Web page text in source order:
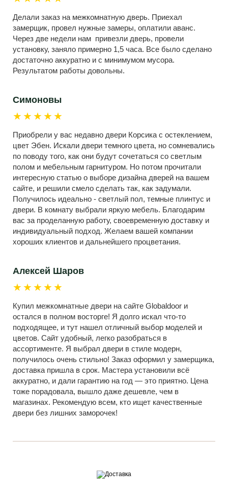
Делали заказ на межкомнатную дверь. Приехал
замерщик, провел нужные замеры, оплатили аванс.
Через две недели нам привезли дверь, провели
установку, заняло примерно 1,5 часа. Все было сделано
достаточно аккуратно и с минимумом мусора.
Результатом работы довольны.
Симоновы
★★★★★
Приобрели у вас недавно двери Корсика с остеклением,
цвет Эбен. Искали двери темного цвета, но сомневались
по поводу того, как они будут сочетаться со светлым
полом и мебельным гарнитуром. Но потом прочитали
интересную статью о выборе дизайна дверей на вашем
сайте, и решили смело сделать так, как задумали.
Получилось идеально - светлый пол, темные плинтус и
двери. В комнату выбрали яркую мебель. Благодарим
вас за проделанную работу, своевременную доставку и
индивидуальный подход. Желаем вашей компании
хороших клиентов и дальнейшего процветания.
Алексей Шаров
★★★★★
Купил межкомнатные двери на сайте Globaldoor и
остался в полном восторге! Я долго искал что-то
подходящее, и тут нашел отличный выбор моделей и
цветов. Сайт удобный, легко разобраться в
ассортименте. Я выбрал двери в стиле модерн,
получилось очень стильно! Заказ оформил у замерщика,
доставка пришла в срок. Мастера установили всё
аккуратно, и дали гарантию на год — это приятно. Цена
тоже порадовала, вышло даже дешевле, чем в
магазинах. Рекомендую всем, кто ищет качественные
двери без лишних заморочек!